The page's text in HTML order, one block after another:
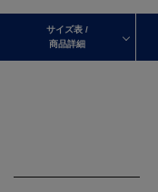
サイズ表 /
商品詳細